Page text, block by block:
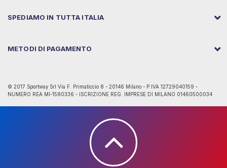
SPEDIAMO IN TUTTA ITALIA
METODI DI PAGAMENTO
© 2017 Sportway Srl Via F. Primaticcio 8 - 20146 Milano - P.IVA 12729040159 -
NUMERO REA MI-1580336 - ISCRIZIONE REG. IMPRESE DI MILANO 01460500034